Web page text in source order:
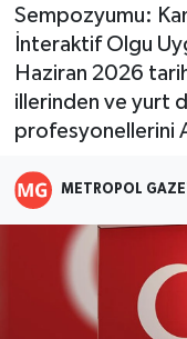
Sempozyumu:
İnteraktif Olgu
Haziran 2026
illerinden ve yurt
profesyonellerini
METROPOL